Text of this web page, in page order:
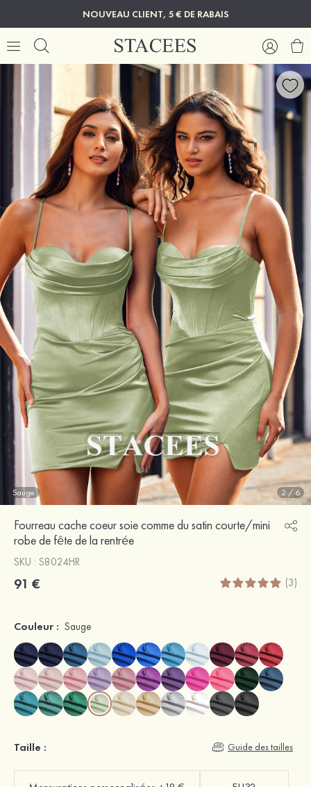
NOUVEAU CLIENT, 5 € DE RABAIS
Sauge 2 / 6
Fourreau cache coeur soie comme du satin courte/mini
robe de fête de la rentrée
SKU : S8024HR
91 € (3)
Couleur : Sauge
Taille : Guide des tailles